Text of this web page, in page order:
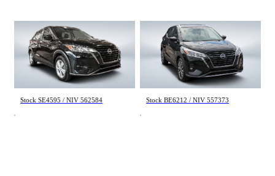
Nissan Kicks
S 2024
43 957 km
19 495 $
Stock SE4595 / NIV 562584
Nissan Kicks
SV 2024
36 473 km
21 995 $
Stock BE6212 / NIV 557373